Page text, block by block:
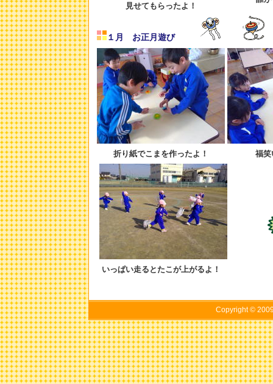
見せてもらったよ！
１月 お正月遊び
折り紙でこまを作ったよ！ 福
いっぱい走るとたこが上がるよ！
Copyright ©